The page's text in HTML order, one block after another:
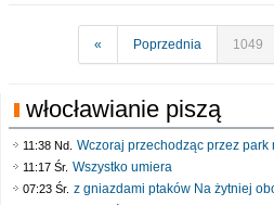
« Poprzednia 1049
włocławianie piszą
11:38 Nd. Wczoraj przechodząc przez park
11:17 Śr. Wszystko umiera
07:23 Śr. z gniazdami ptaków Na żytniej